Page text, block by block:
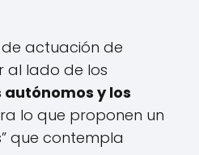
actuación de
al lado de los
y los
lo que proponen un
que contempla